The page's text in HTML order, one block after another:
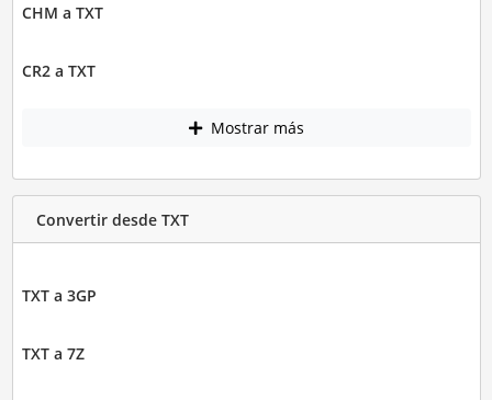
CHM a TXT
CR2 a TXT
Mostrar más
Convertir desde TXT
TXT a 3GP
TXT a 7Z